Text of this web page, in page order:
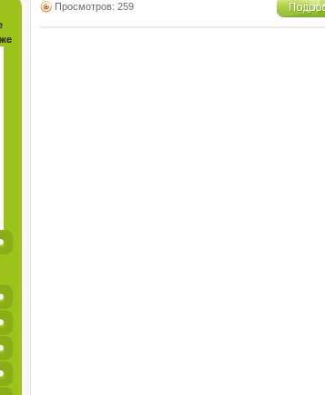
самостоятельной жизни после выпуска из
Центра.
Просмотров: 259